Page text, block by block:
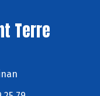
Terre